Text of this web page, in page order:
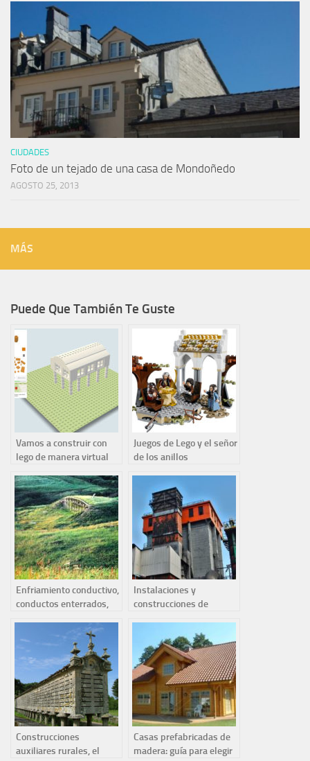
CIUDADES
Foto de un tejado de una casa de Mondoñedo
AGOSTO 25, 2013
MÁS
Puede Que También Te Guste
Vamos a construir con
lego de manera virtual
Juegos de Lego y el señor
de los anillos
Enfriamiento conductivo,
conductos enterrados,
Instalaciones y
construcciones de
Construcciones
auxiliares rurales, el
Casas prefabricadas de
madera: guía para elegir